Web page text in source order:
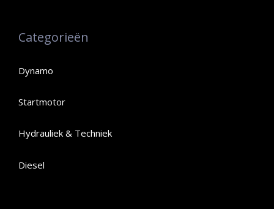
Categorieën
Dynamo
Startmotor
Hydrauliek & Techniek
Diesel